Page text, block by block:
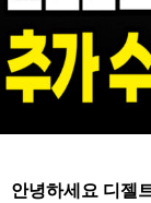
안녕하세요 디젤